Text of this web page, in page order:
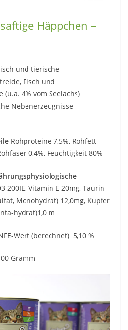
Häppchen –
und tierische
Fisch und
(u.a. 4% vom Seelachs)
Nebenerzeugnisse
Rohproteine 7,5%, Rohfett
0,4%, Feuchtigkeit 80%
200IE, Vitamin E 20mg, Taurin
Monohydrat) 12,0mg, Kupfer
hydrat)1,0 m
Wert (berechnet) 5,10 %
Gramm